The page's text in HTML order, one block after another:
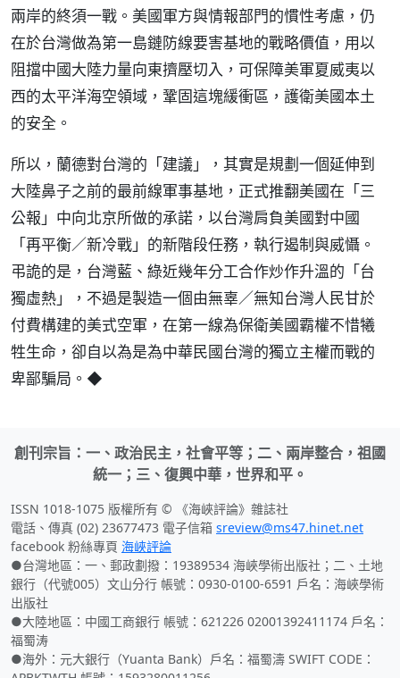
兩岸的終須一戰。美國軍方與情報部門的慣性考慮，仍
在於台灣做為第一島鏈防線要害基地的戰略價值，用以
阻擋中國大陸力量向東擠壓切入，可保障美軍夏威夷以
西的太平洋海空領域，鞏固這塊緩衝區，護衛美國本土
的安全。
所以，蘭德對台灣的「建議」，其實是規劃一個延伸到
大陸鼻子之前的最前線軍事基地，正式推翻美國在「三
公報」中向北京所做的承諾，以台灣肩負美國對中國
「再平衡／新冷戰」的新階段任務，執行遏制與威懾。
弔詭的是，台灣藍、綠近幾年分工合作炒作升溫的「台
獨虛熱」，不過是製造一個由無辜／無知台灣人民甘於
付費構建的美式空軍，在第一線為保衛美國霸權不惜犧
牲生命，卻自以為是為中華民國台灣的獨立主權而戰的
卑鄙騙局。◆
創刊宗旨：一、政治民主，社會平等；二、兩岸整合，祖國
統一；三、復興中華，世界和平。
ISSN 1018-1075 版權所有 © 《海峽評論》雜誌社
電話、傳真 (02) 23677473 電子信箱 sreview@ms47.hinet.net
facebook 粉絲專頁 海峽評論
●台灣地區：一、郵政劃撥：19389534 海峽學術出版社；二、土地
銀行（代號005）文山分行 帳號：0930-0100-6591 戶名：海峽學術
出版社
●大陸地區：中國工商銀行 帳號：621226 02001392411174 戶名：
福蜀涛
●海外：元大銀行（Yuanta Bank）戶名：福蜀濤 SWIFT CODE：